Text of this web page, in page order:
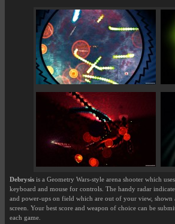
Debrysis is a Geometry Wars-style arena shooter which
keyboard and mouse for controls. The handy radar
and power-ups on field which are out of your view, shown
screen. Your best score and weapon of choice can be
each game.